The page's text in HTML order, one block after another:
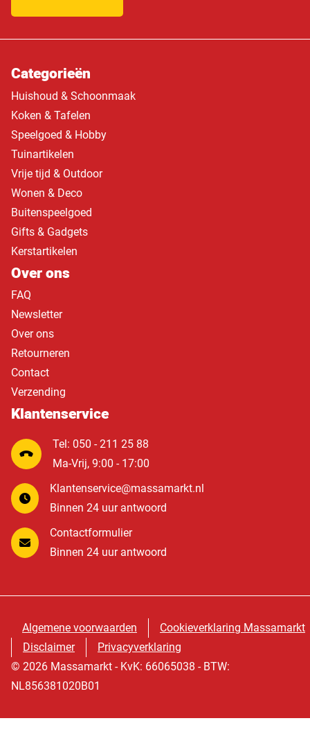
Categorieën
Huishoud & Schoonmaak
Koken & Tafelen
Speelgoed & Hobby
Tuinartikelen
Vrije tijd & Outdoor
Wonen & Deco
Buitenspeelgoed
Gifts & Gadgets
Kerstartikelen
Over ons
FAQ
Newsletter
Over ons
Retourneren
Contact
Verzending
Klantenservice
Tel: 050 - 211 25 88
Ma-Vrij, 9:00 - 17:00
Klantenservice@massamarkt.nl
Binnen 24 uur antwoord
Contactformulier
Binnen 24 uur antwoord
Algemene voorwaarden
Cookieverklaring Massamarkt
Disclaimer
Privacyverklaring
© 2026 Massamarkt - KvK: 66065038 - BTW:
NL856381020B01